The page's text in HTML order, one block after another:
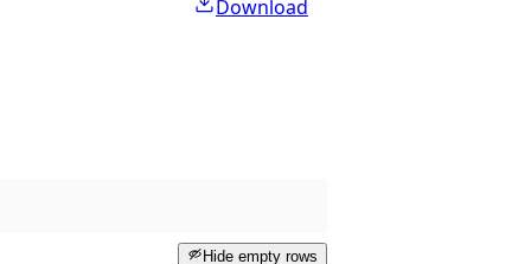
Download
Hide empty rows